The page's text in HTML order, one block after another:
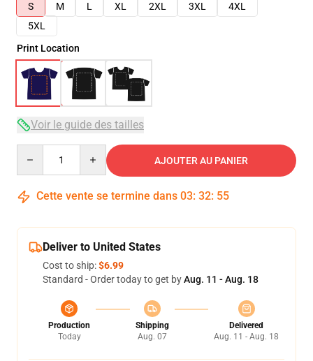
S
M L XL 2XL 3XL
4XL
5XL
Print Location
Voir le guide des tailles
AJOUTER AU PANIER
Cette vente se termine dans 03: 32: 54
Deliver to United States
Cost to ship:$6.99
Standard - Order today to get byAug. 11 - Aug. 18
Production
Today
Shipping
Aug. 07
Delivered
Aug. 11 - Aug. 18